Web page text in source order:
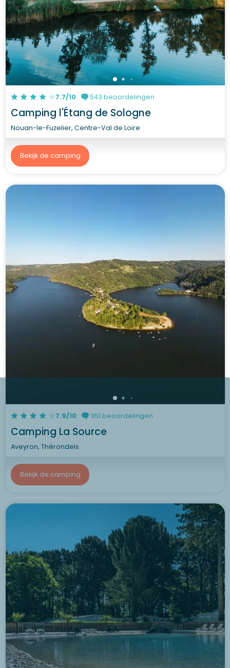
7.7/10 543 beoordelingen
Camping l'Étang de Sologne
Nouan-le-Fuzelier, Centre-Val de Loire
Bekijk de camping
7.9/10 351 beoordelingen
Camping La Source
Aveyron, Thérondels
Bekijk de camping